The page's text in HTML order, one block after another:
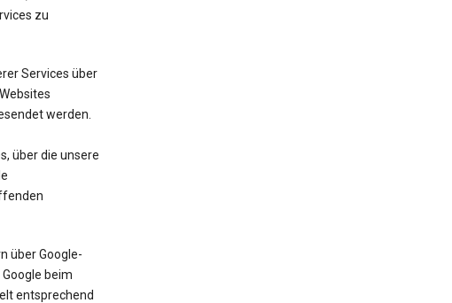
zu
Services über
werden.
über die unsere
über Google-
beim
entsprechend